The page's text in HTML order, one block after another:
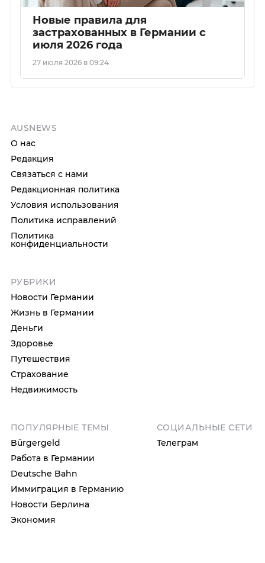
Новые правила для
застрахованных в Германии с
июля 2026 года
27 июля 2026 в 09:24
AUSNEWS
О нас
Редакция
Связаться с нами
Редакционная политика
Условия использования
Политика исправлений
Политика
конфиденциальности
РУБРИКИ
Новости Германии
Жизнь в Германии
Деньги
Здоровье
Путешествия
Страхование
Недвижимость
ПОПУЛЯРНЫЕ ТЕМЫ
Bürgergeld
Работа в Германии
Deutsche Bahn
Иммиграция в Германию
Новости Берлина
Экономия
СОЦИАЛЬНЫЕ СЕТИ
Телеграм